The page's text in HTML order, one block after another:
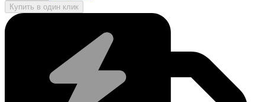
Купить в один клик